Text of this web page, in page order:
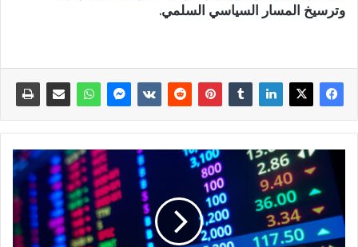
وترسيخ المسار السياسي السلمي.